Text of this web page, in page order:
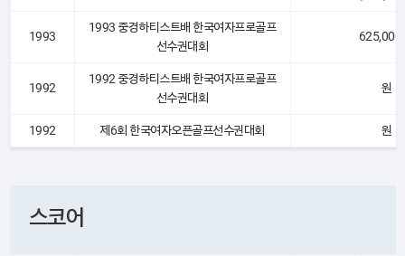
1993
1993 중경하티스트배 한국여자프로골프
선수권대회
625,000
1992
1992 중경하티스트배 한국여자프로골프
선수권대회
원
1992 제6회 한국여자오픈골프선수권대회 원
스코어